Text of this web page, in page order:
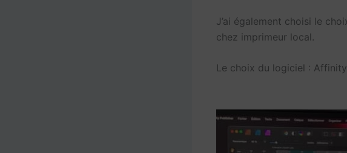
J’ai également choisi le
chez imprimeur local.
Le choix du logiciel :